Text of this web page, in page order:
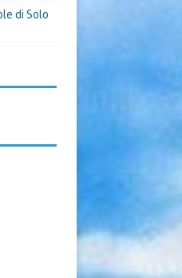
di Solo